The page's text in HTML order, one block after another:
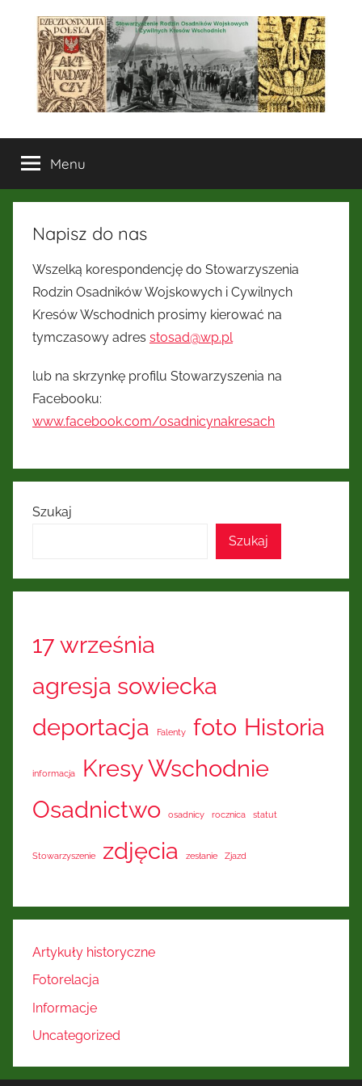
Stowarzyszenie
Rodzin
Osadników
Wojskowych
Cywilnych
Kresów
Wschodnich
Menu
Napisz do nas
Wszelką korespondencję do Stowarzyszenia
Rodzin Osadników Wojskowych i Cywilnych
Kresów Wschodnich prosimy kierować na
tymczasowy adres stosad@wp.pl
lub na skrzynkę profilu Stowarzyszenia na
Facebooku:
www.facebook.com/osadnicynakresach
Szukaj
Szukaj
17 września
agresja sowiecka
deportacja
Falenty foto Historia
informacja
Kresy Wschodnie
Osadnictwo
osadnicy rocznica statut
Stowarzyszenie zdjęcia zesłanie Zjazd
Artykuły historyczne
Fotorelacja
Informacje
Uncategorized